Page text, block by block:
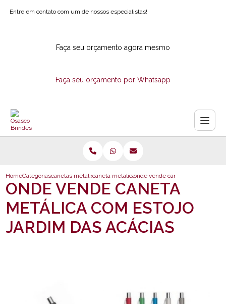
Entre em contato com um de nossos especialistas!
Faça seu orçamento agora mesmo
Faça seu orçamento por Whatsapp
HomeCategoriascanetas metalicascaneta metalica personalizada com logotipo
onde vende caneta metalica com
ONDE VENDE CANETA
METÁLICA COM ESTOJO
JARDIM DAS ACÁCIAS